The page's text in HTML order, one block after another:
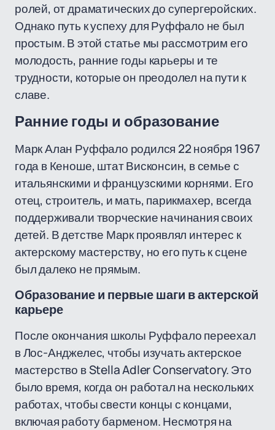
ролей, от драматических до супергеройских.
Однако путь к успеху для Руффало не был
простым. В этой статье мы рассмотрим его
молодость, ранние годы карьеры и те
трудности, которые он преодолел на пути к
славе.
Ранние годы и образование
Марк Алан Руффало родился 22 ноября 1967
года в Кеноше, штат Висконсин, в семье с
итальянскими и французскими корнями. Его
отец, строитель, и мать, парикмахер, всегда
поддерживали творческие начинания своих
детей. В детстве Марк проявлял интерес к
актерскому мастерству, но его путь к сцене
был далеко не прямым.
Образование и первые шаги в актерской
карьере
После окончания школы Руффало переехал
в Лос-Анджелес, чтобы изучать актерское
мастерство в Stella Adler Conservatory. Это
было время, когда он работал на нескольких
работах, чтобы свести концы с концами,
включая работу барменом. Несмотря на